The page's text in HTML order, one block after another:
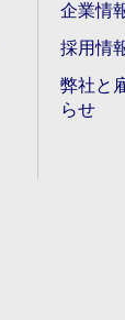
企業情
採用情
弊社と
らせ